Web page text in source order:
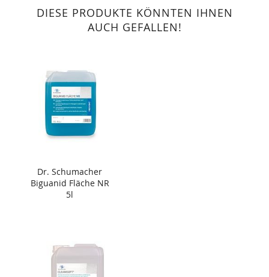
DIESE PRODUKTE KÖNNTEN IHNEN
AUCH GEFALLEN!
Dr. Schumacher
Biguanid Fläche NR
5l